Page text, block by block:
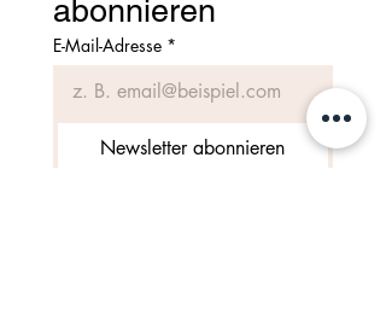
abonnieren
E-Mail-Adresse *
Newsletter abonnieren